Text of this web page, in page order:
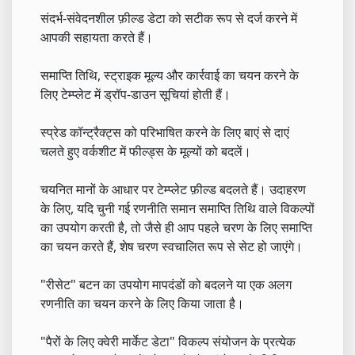
संदर्भ-संवेदनशील फ़ील्ड डेटा को सटीक रूप से दर्ज करने में
आपकी सहायता करते हैं।
समाप्ति तिथि, स्ट्राइक मूल्य और कार्रवाई का चयन करने के
लिए टेम्प्लेट में ड्रॉप-डाउन सूचियां होती हैं।
स्प्रेड कॉन्ट्रैक्ट्स को परिभाषित करने के लिए बाएं से दाएं
चलते हुए वर्कशीट में फील्ड्स के मूल्यों को बदलें।
चयनित मानों के आधार पर टेम्प्लेट फ़ील्ड बदलते हैं। उदाहरण
के लिए, यदि चुनी गई रणनीति समान समाप्ति तिथि वाले विकल्पों
का उपयोग करती है, तो जैसे ही आप पहले चरण के लिए समाप्ति
का चयन करते हैं, शेष चरण स्वचालित रूप से सेट हो जाएंगे।
"रीसेट" बटन का उपयोग मापदंडों को बदलने या एक अलग
रणनीति का चयन करने के लिए किया जाता है।
"पैरों के लिए क्वेरी मार्केट डेटा" विकल्प संयोजन के प्रत्येक